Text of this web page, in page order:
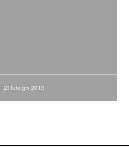
21 lutego 2018